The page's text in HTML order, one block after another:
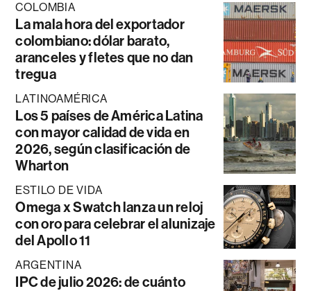
COLOMBIA
La mala hora del exportador
colombiano: dólar barato,
aranceles y fletes que no dan
tregua
LATINOAMÉRICA
Los 5 países de América Latina
con mayor calidad de vida en
2026, según clasificación de
Wharton
ESTILO DE VIDA
Omega x Swatch lanza un reloj
con oro para celebrar el alunizaje
del Apollo 11
ARGENTINA
IPC de julio 2026: de cuánto